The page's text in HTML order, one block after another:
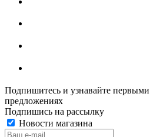
Подпишитесь и узнавайте
предложениях
Подпишись на рассылку
Новости магазина